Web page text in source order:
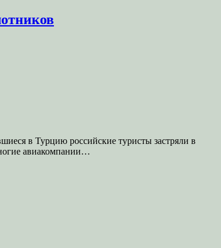
в Турцию российские туристы застряли в
авиакомпании…